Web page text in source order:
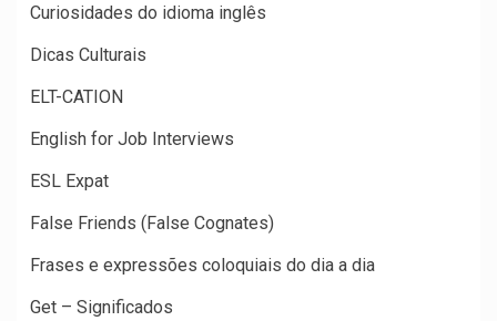
Curiosidades do idioma inglês
Dicas Culturais
ELT-CATION
English for Job Interviews
ESL Expat
False Friends (False Cognates)
Frases e expressões coloquiais do dia a dia
Get – Significados